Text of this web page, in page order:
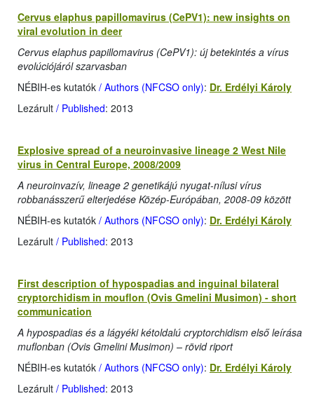
Cervus elaphus papillomavirus (CePV1): new insights on
viral evolution in deer
Cervus elaphus papillomavirus (CePV1): új betekintés a vírus
evolúciójáról szarvasban
NÉBIH-es kutatók / Authors (NFCSO only): Dr. Erdélyi Károly
Lezárult / Published: 2013
Explosive spread of a neuroinvasive lineage 2 West Nile
virus in Central Europe, 2008/2009
A neuroinvazív, lineage 2 genetikájú nyugat-nílusi vírus
robbanásszerű elterjedése Közép-Európában, 2008-09 között
NÉBIH-es kutatók / Authors (NFCSO only): Dr. Erdélyi Károly
Lezárult / Published: 2013
First description of hypospadias and inguinal bilateral
cryptorchidism in mouflon (Ovis Gmelini Musimon) - short
communication
A hypospadias és a lágyéki kétoldalú cryptorchidism első leírása
muflonban (Ovis Gmelini Musimon) – rövid riport
NÉBIH-es kutatók / Authors (NFCSO only): Dr. Erdélyi Károly
Lezárult / Published: 2013